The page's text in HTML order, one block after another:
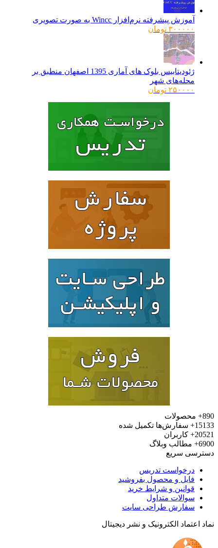
آموزش پیشرفته نرم‌افزار Wincc به صورت تصویری
۳۰۰۰۰۰ تومان
ژئودیتابیس بلوک های آماری 1395 اصفهان منطبق بر
محله‌های شهر
۲۵۰۰۰۰ تومان
محصولات
سفارش‌ها تکمیل شده
کاربران
مطالب وبلاگ
سریع
درخواست تدریس
فایل و محصول بفروشید
قوانین و شرایط خرید
سوالات متداول
سفارش طراحی سایت
اعتماد الکترونیک و نشر دیجیتال